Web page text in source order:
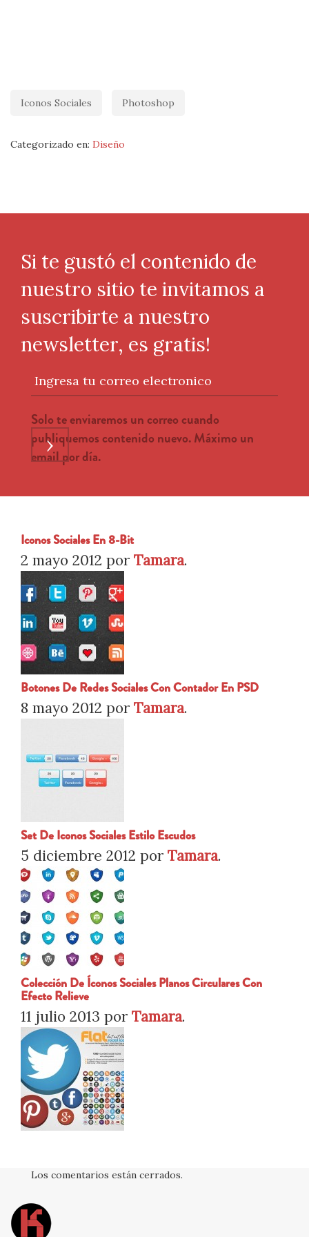
Iconos Sociales Photoshop
Categorizado en: Diseño
Si te gustó el contenido de
nuestro sitio te invitamos a
suscribirte a nuestro
newsletter, es gratis!
Ingresa tu correo electronico
Solo te enviaremos un correo cuando
publiquemos contenido nuevo. Máximo un
email por día.
›
Iconos Sociales En 8-Bit
2 mayo 2012 por Tamara.
Botones De Redes Sociales Con Contador En PSD
8 mayo 2012 por Tamara.
Set De Iconos Sociales Estilo Escudos
5 diciembre 2012 por Tamara.
Colección De Íconos Sociales Planos Circulares Con
Efecto Relieve
11 julio 2013 por Tamara.
Los comentarios están cerrados.